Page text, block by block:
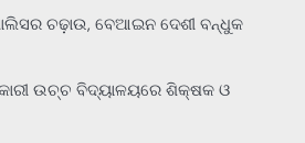
ଚଢ଼ାଉ, ବେଆଇନ ଦେଶୀ ବନ୍ଧୁକ
ଉଚ୍ଚ ବିଦ୍ୟାଳୟରେ ଶିକ୍ଷକ ଓ